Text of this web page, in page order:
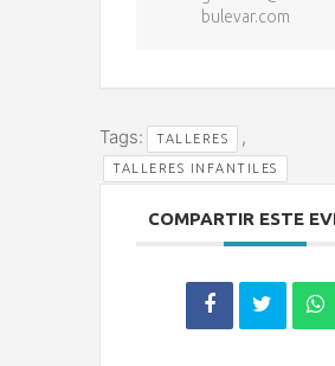
bulevar.com
Tags: TALLERES ,
TALLERES INFANTILES
COMPARTIR ESTE